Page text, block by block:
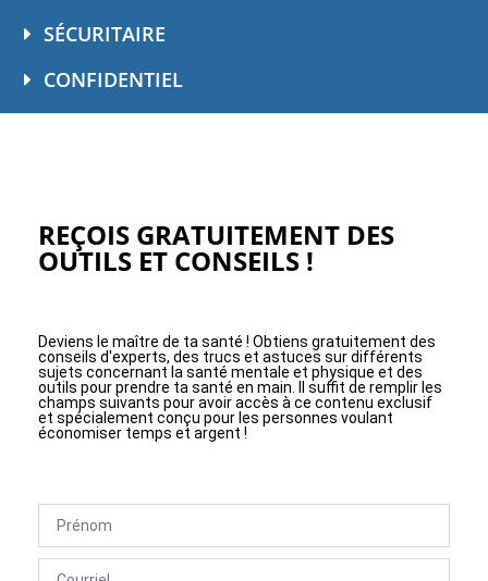
SÉCURITAIRE
CONFIDENTIEL
REÇOIS GRATUITEMENT DES
OUTILS ET CONSEILS !
Deviens le maître de ta santé ! Obtiens gratuitement des
conseils d'experts, des trucs et astuces sur différents
sujets concernant la santé mentale et physique et des
outils pour prendre ta santé en main. Il suffit de remplir les
champs suivants pour avoir accès à ce contenu exclusif
et spécialement conçu pour les personnes voulant
économiser temps et argent !